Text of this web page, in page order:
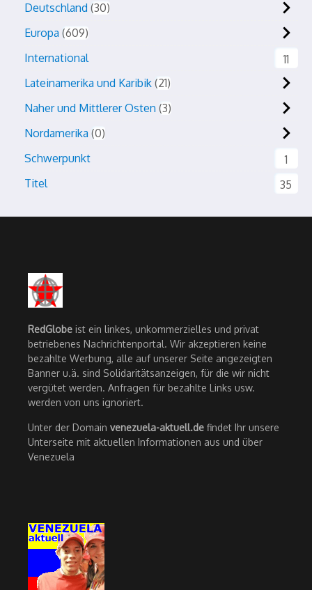
Deutschland 30
Europa 609
International
11
Lateinamerika und Karibik 21
Naher und Mittlerer Osten 3
Nordamerika 0
Schwerpunkt
1
Titel
35
RedGlobe ist ein linkes, unkommerzielles und privat
betriebenes Nachrichtenportal. Wir akzeptieren keine
bezahlte Werbung, alle auf unserer Seite angezeigten
Banner u.ä. sind Solidaritätsanzeigen, für die wir nicht
vergütet werden. Anfragen für bezahlte Links usw.
werden von uns ignoriert.
Unter der Domain venezuela-aktuell.de findet Ihr unsere
Unterseite mit aktuellen Informationen aus und über
Venezuela